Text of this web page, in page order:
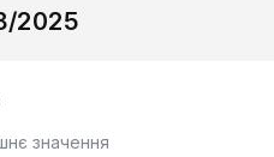
значення